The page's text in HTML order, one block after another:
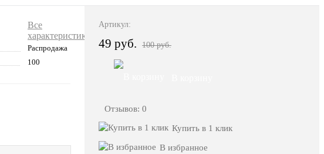
Все
характеристики
Распродажа
100
Артикул:
49 руб. 100 руб.
Отзывов: 0
Купить в 1 клик
В избранное